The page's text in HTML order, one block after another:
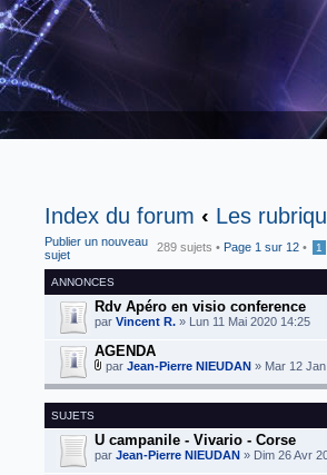
Index du forum ‹ Les
Publier un nouveau
sujet
289 sujets • Page 1 sur 12 • 1
ANNONCES
Rdv Apéro en visio conference
par Vincent R. » Lun 11 Mai 2020 14:25
AGENDA
par Jean-Pierre NIEUDAN » Mar 12
SUJETS
U campanile - Vivario - Corse
par Jean-Pierre NIEUDAN » Dim 26 Avr